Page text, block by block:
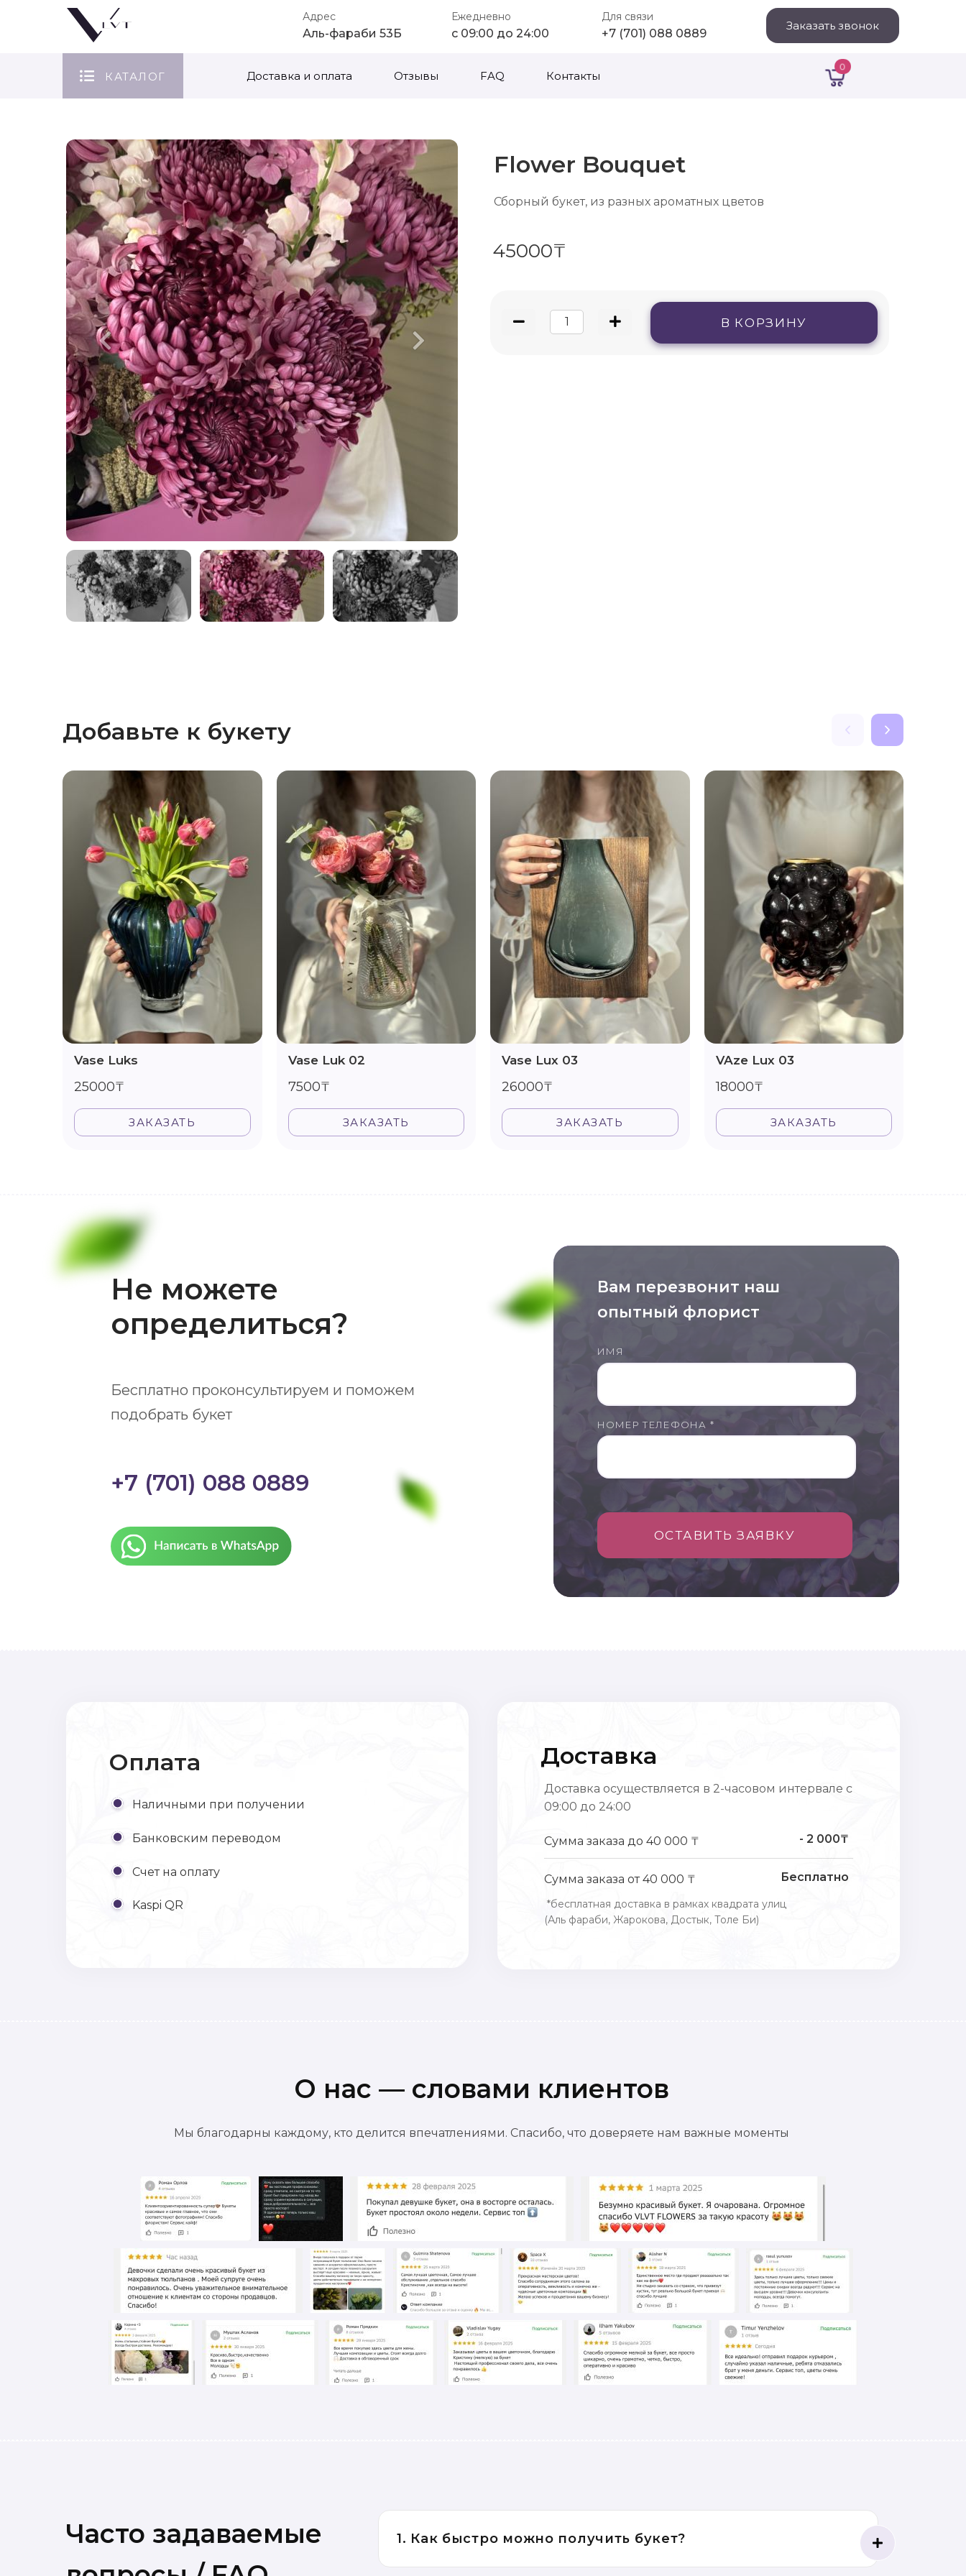
Адрес
Аль-фараби 53Б
Ежедневно
с 09:00 до 24:00
Для связи
+7 (701) 088 0889
Заказать звонок
КАТАЛОГ Доставка и оплата Отзывы FAQ Контакты
0
Flower Bouquet
Сборный букет, из разных ароматных цветов
45000₸
В КОРЗИНУ
Добавьте к букету
Vase Luks
25000₸
ЗАКАЗАТЬ
Vase Luk 02
7500₸
ЗАКАЗАТЬ
Vase Lux 03
26000₸
ЗАКАЗАТЬ
VAze Lux 03
18000₸
ЗАКАЗАТЬ
Не можете
определиться?
Бесплатно проконсультируем и поможем
подобрать букет
+7 (701) 088 0889
Вам перезвонит наш
опытный флорист
ИМЯ
НОМЕР ТЕЛЕФОНА *
ОСТАВИТЬ ЗАЯВКУ
Оплата
Наличными при получении
Банковским переводом
Счет на оплату
Kaspi QR
Доставка
Доставка осуществляется в 2-часовом интервале с
09:00 до 24:00
Сумма заказа до 40 000 ₸ - 2 000₸
Сумма заказа от 40 000 ₸ Бесплатно
*бесплатная доставка в рамках квадрата улиц
(Аль фараби, Жарокова, Достык, Толе Би)
О нас — словами клиентов
Мы благодарны каждому, кто делится впечатлениями. Спасибо, что доверяете нам важные моменты
Часто задаваемые
1. Как быстро можно получить букет?